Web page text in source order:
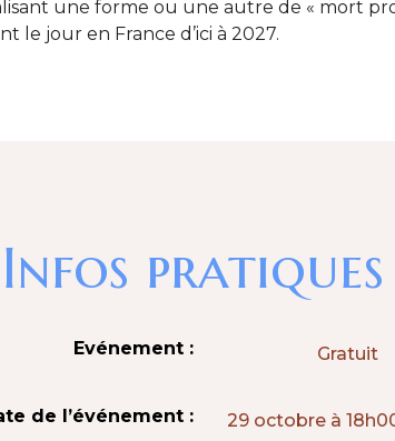
une forme ou une autre de « mort
le jour en France d’ici à 2027.
Infos pratiques
Evénement : Gratuit
de l’événement : 29 octobre à